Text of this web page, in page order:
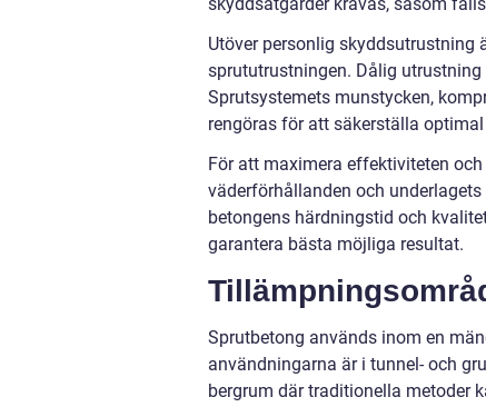
skyddsåtgärder krävas, såsom
Utöver personlig skyddsutrustning
sprututrustningen. Dålig
Sprutsystemets munstycken,
rengöras för att säkerställa
För att maximera effektiviteten
väderförhållanden och
betongens härdningstid och
garantera bästa möjliga resultat.
Sprutbetong används inom en
användningarna är i tunnel- och
bergrum där traditionella metoder